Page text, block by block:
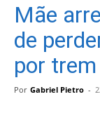
Mãe
de
por
Por Gabriel Pietro -